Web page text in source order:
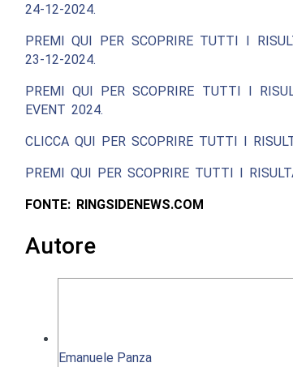
24-12-2024.
PREMI QUI PER SCOPRIRE TUTTI I
23-12-2024.
PREMI QUI PER SCOPRIRE TUTTI I
EVENT 2024.
CLICCA QUI PER SCOPRIRE TUTTI I
PREMI QUI PER SCOPRIRE TUTTI I
FONTE: RINGSIDENEWS.COM
Autore
Emanuele Panza